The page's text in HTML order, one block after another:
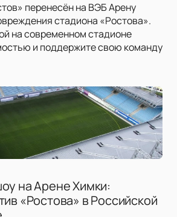
перенесён на ВЭБ Арену
стадиона «Ростова».
на современном стадионе
и поддержите свою команду
на Арене Химки:
«Ростова» в Российской